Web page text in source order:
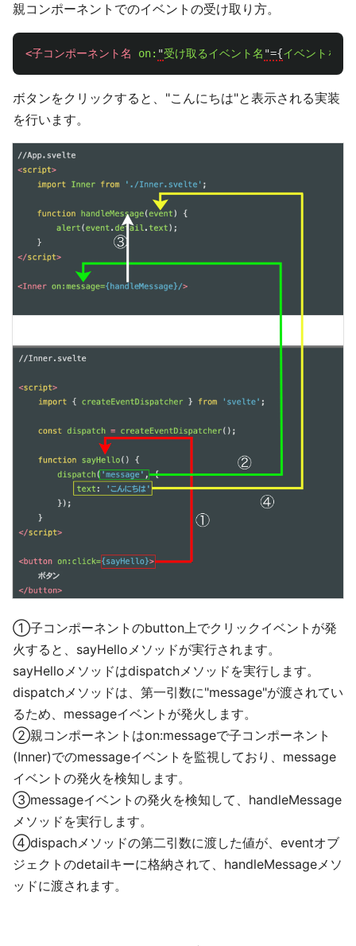
親コンポーネントでのイベントの受け取り方。
<子コンポーネント名 on: "受け取るイベント名 "={イベントを受
ボタンをクリックすると、"こんにちは"と表示される実装
を行います。
①子コンポーネントのbutton上でクリックイベントが発
火すると、sayHelloメソッドが実行されます。
sayHelloメソッドはdispatchメソッドを実行します。
dispatchメソッドは、第一引数に"message"が渡されてい
るため、messageイベントが発火します。
②親コンポーネントはon:messageで子コンポーネント
(Inner)でのmessageイベントを監視しており、message
イベントの発火を検知します。
③messageイベントの発火を検知して、handleMessage
メソッドを実行します。
④dispachメソッドの第二引数に渡した値が、eventオブ
ジェクトのdetailキーに格納されて、handleMessageメソ
ッドに渡されます。